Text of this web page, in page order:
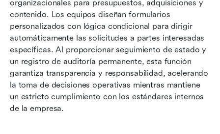
organizacionales para presupuestos, adquisiciones y
contenido. Los equipos diseñan formularios
personalizados con lógica condicional para dirigir
automáticamente las solicitudes a partes interesadas
específicas. Al proporcionar seguimiento de estado y
un registro de auditoría permanente, esta función
garantiza transparencia y responsabilidad, acelerando
la toma de decisiones operativas mientras mantiene
un estricto cumplimiento con los estándares internos
de la empresa.